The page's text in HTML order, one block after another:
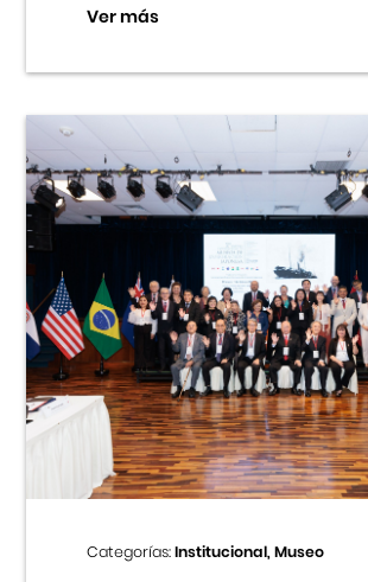
Ver más
Categorías:Institucional, Museo